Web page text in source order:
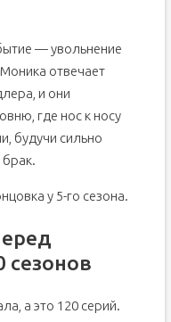
— увольнение
отвечает
и они
где нос к носу
будучи сильно
у 5-го сезона.
сезонов
а это 120 серий.